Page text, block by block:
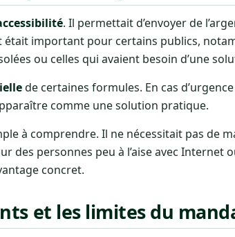
. Il permettait d’envoyer de
était important pour certains publics,
ou celles qui avaient besoin d’une
de certaines formules. En cas
comme une solution pratique.
à comprendre. Il ne nécessitait pas de
des personnes peu à l’aise avec Internet
concret.
et les limites du